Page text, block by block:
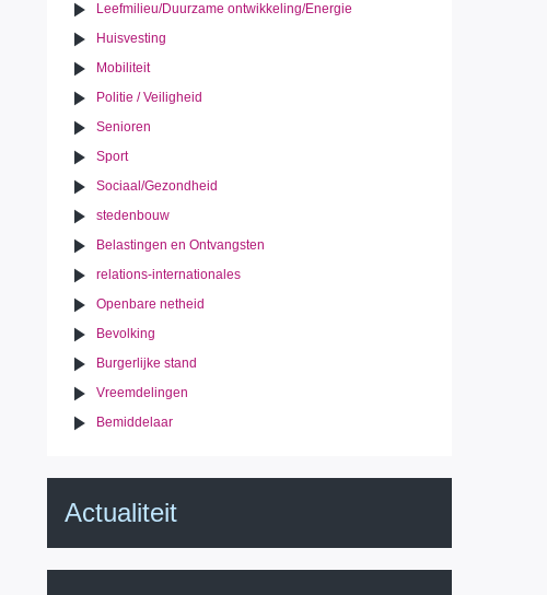
Leefmilieu/Duurzame ontwikkeling/Energie
Huisvesting
Mobiliteit
Politie / Veiligheid
Senioren
Sport
Sociaal/Gezondheid
stedenbouw
Belastingen en Ontvangsten
relations-internationales
Openbare netheid
Bevolking
Burgerlijke stand
Vreemdelingen
Bemiddelaar
Actualiteit